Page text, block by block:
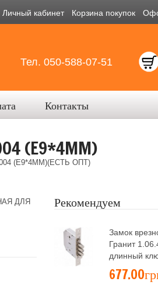
Личный кабинет Корзина покупок
Тел. 050-588-07-51
Контакты
(E9*4MM)
(E9*4MM)(ЕСТЬ ОПТ)
ДЛЯ
Рекомендуем
Замок
Гранит
длинный